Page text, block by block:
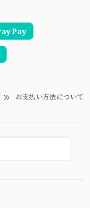
お支払い方法について